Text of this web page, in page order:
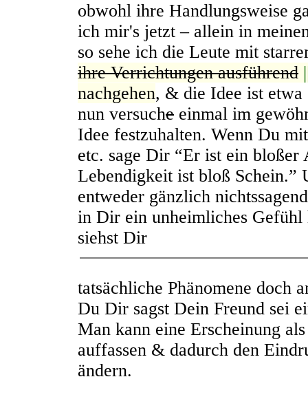
obwohl ihre Handlungsweise
ich mir's jetzt – allein in
so sehe ich die Leute mit
ihre Verrichtungen ausführend
nachgehen, & die Idee ist
nun versuche einmal im
Idee festzuhalten. Wenn Du
etc. sage Dir “Er ist ein bloßer
Lebendigkeit ist bloß Schein.”
entweder gänzlich
in Dir ein unheimliches
siehst Dir
tatsächliche Phänomene doch
Du Dir sagst Dein Freund sei
Man kann eine Erscheinung
auffassen & dadurch den
ändern.